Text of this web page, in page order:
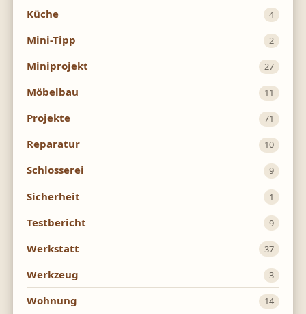
Küche 4
Mini-Tipp 2
Miniprojekt 27
Möbelbau 11
Projekte 71
Reparatur 10
Schlosserei 9
Sicherheit 1
Testbericht 9
Werkstatt 37
Werkzeug 3
Wohnung 14